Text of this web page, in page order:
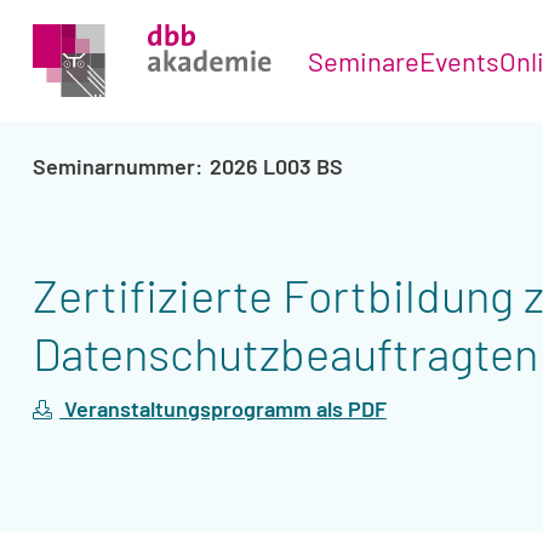
SeminareEvents
2026 L003 BS
Zertifizierte Fortbildung
Datenschutzbeauftragten
Veranstaltungsprogramm als PDF